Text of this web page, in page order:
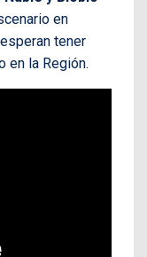
en
tener
en la Región.